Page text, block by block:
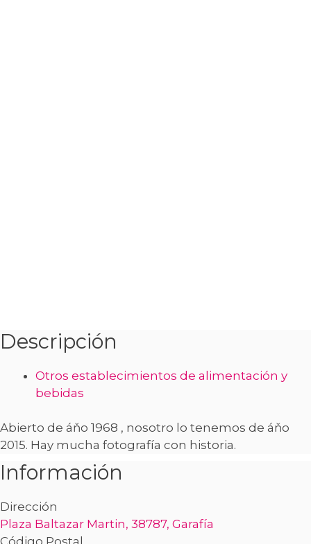
Descripción
Otros establecimientos de alimentación y
bebidas
Abierto de áňo 1968 , nosotro lo tenemos de áňo
2015. Hay mucha fotografía con historia.
Información
Dirección
Plaza Baltazar Martin, 38787, Garafía